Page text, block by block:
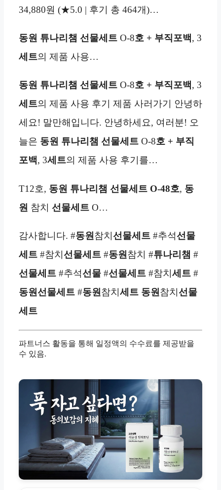
34,880원 (★5.0 | 후기 총 464개)…
동원 튜나리챔 선물세트 O-8호 + 부직포백, 3
세트의 제품 사용…
동원 튜나리챔 선물세트 O-8호 + 부직포백, 3
세트의 제품 사용 후기 제품 사러가기 안녕하
세요! 말만해입니다. 안녕하세요, 여러분! 오
늘은 동원 튜나리챔 선물세트 O-8호 + 부직
포백, 3세트의 제품 사용 후기를…
T12호, 동원 튜나리챔 선물세트 O-48호, 동
원 참치 선물세트 O…
감사합니다. #동원 참치선물세트 #추석선물
세트 #참치선물세트 #동원 참치 #튜나리챔 #
선물세트 #추석선물 #선물세트 #참치세트 #
동원선물세트 #동원 참치세트 동원 참치선물
세트
파트너스 활동을 통해 일정액의 수수료를 제공받을
수 있음.